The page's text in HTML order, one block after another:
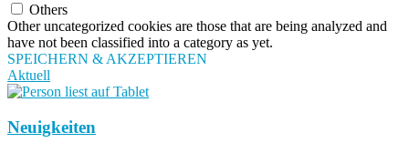
Others
Other uncategorized cookies are those that are being analyzed and
have not been classified into a category as yet.
SPEICHERN & AKZEPTIEREN
Aktuell
Neuigkeiten